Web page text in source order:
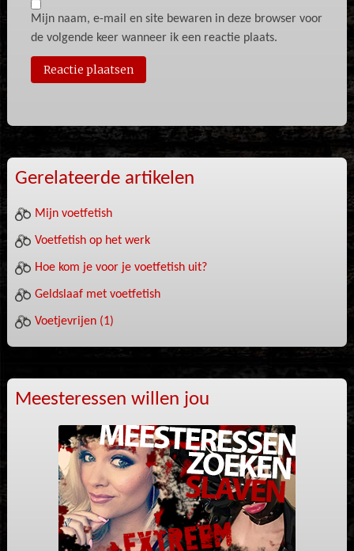
Mijn naam, e-mail en site bewaren in deze browser voor
de volgende keer wanneer ik een reactie plaats.
Gerelateerde artikelen
Mijn voetfetish
Voetfetish op het werk
Hoe kom je voor je voetfetish uit?
Geldslaaf met voetfetish
Voetjevrijen (1)
Meesteressen willen jou